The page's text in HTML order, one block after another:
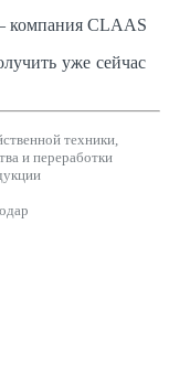
компания CLAAS
уже сейчас_
техники,
и переработки